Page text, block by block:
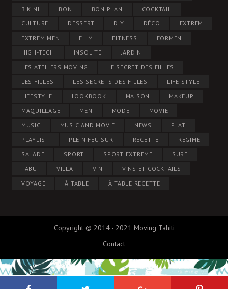
BIKINI
BON BON PLAN
COCKTAIL
CULTURE
DESSERT DIY DÉCO
EXTREM
EXTREM MEN
FILM FITNESS
FORMEN
HIGH-TECH
INSOLITE
JARDIN
LES ATELIERS MOVING
LE SECRET DES FILLES
LES FILLES
LES SECRETS DES FILLES
LIFE STYLE
LIFESTYLE
LOOKBOOK MAISON
MAKEUP
MAQUILLAGE
MEN MODE
MOVIE
MUSIC
MUSIC AND MOVIE NEWS
PLAT
PLAYLIST
PLEIN FEU SUR RECETTE
RÉGIME
SALADE
SPORT SPORT EXTREME
SURF
TABU
VILLA VIN
VINS ET COCKTAILS
VOYAGE
À TABLE À TABLE RECETTE
Copyright © 2014 - 2021 Moving Tahiti
Contact